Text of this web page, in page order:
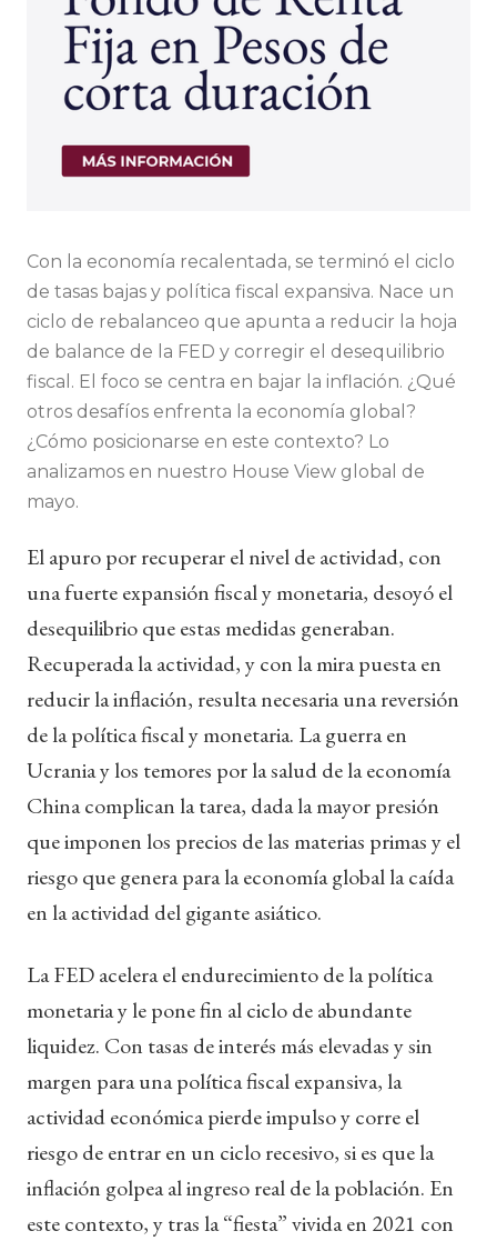
Con la economía recalentada, se terminó el ciclo
de tasas bajas y política fiscal expansiva. Nace un
ciclo de rebalanceo que apunta a reducir la hoja
de balance de la FED y corregir el desequilibrio
fiscal. El foco se centra en bajar la inflación. ¿Qué
otros desafíos enfrenta la economía global?
¿Cómo posicionarse en este contexto? Lo
analizamos en nuestro House View global de
mayo.
El apuro por recuperar el nivel de actividad, con
una fuerte expansión fiscal y monetaria, desoyó el
desequilibrio que estas medidas generaban.
Recuperada la actividad, y con la mira puesta en
reducir la inflación, resulta necesaria una reversión
de la política fiscal y monetaria. La guerra en
Ucrania y los temores por la salud de la economía
China complican la tarea, dada la mayor presión
que imponen los precios de las materias primas y el
riesgo que genera para la economía global la caída
en la actividad del gigante asiático.
La FED acelera el endurecimiento de la política
monetaria y le pone fin al ciclo de abundante
liquidez. Con tasas de interés más elevadas y sin
margen para una política fiscal expansiva, la
actividad económica pierde impulso y corre el
riesgo de entrar en un ciclo recesivo, si es que la
inflación golpea al ingreso real de la población. En
este contexto, y tras la “fiesta” vivida en 2021 con